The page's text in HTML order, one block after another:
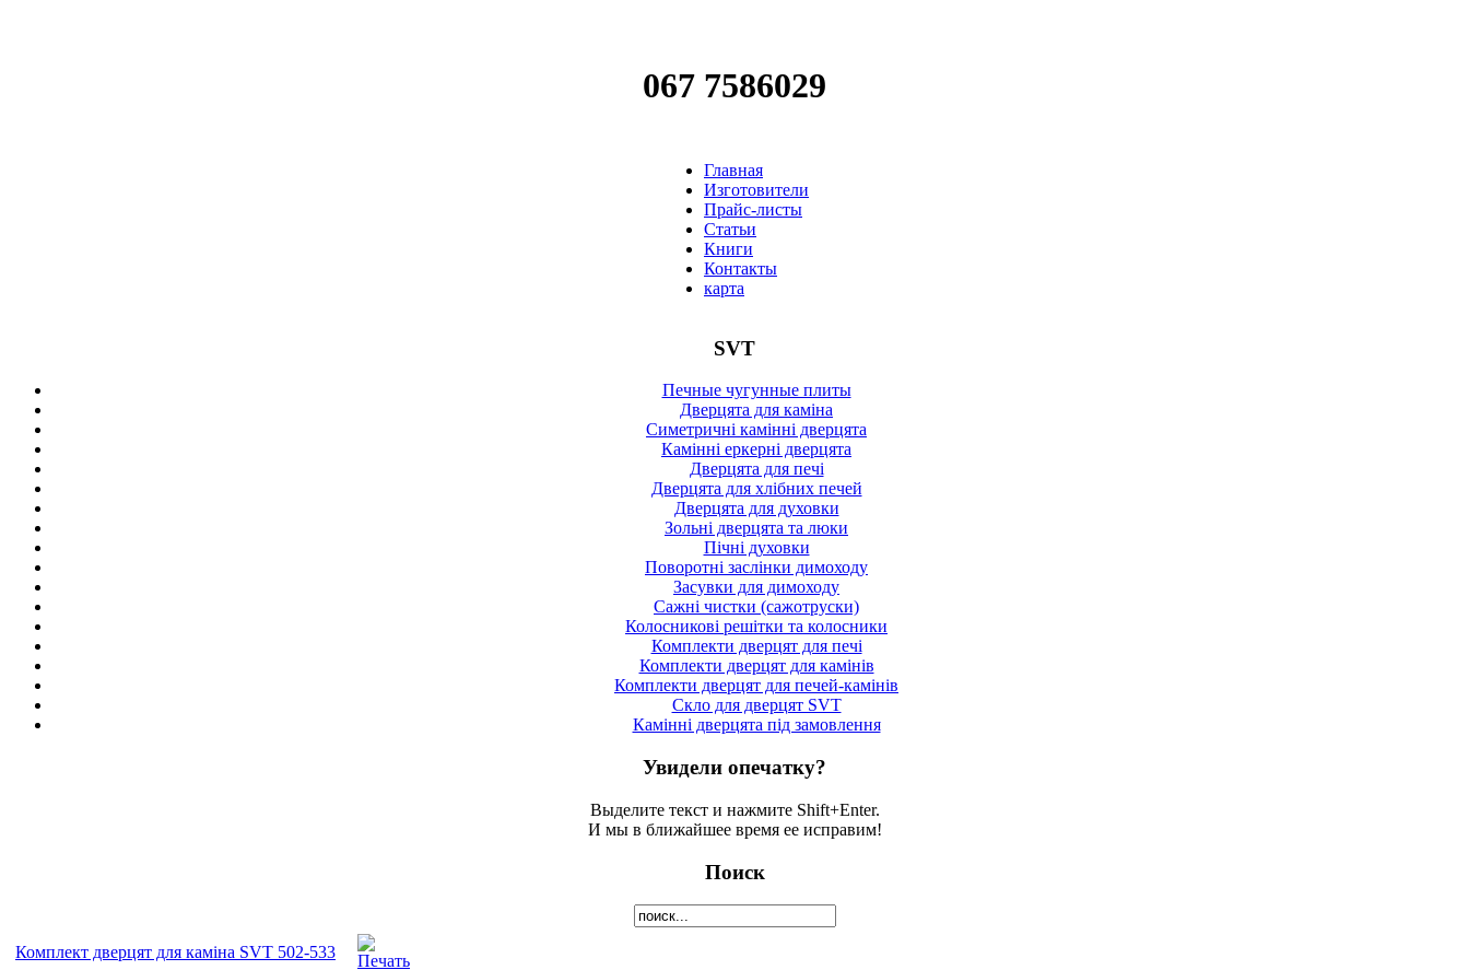
067 7586029
Главная
Изготовители
Прайс-листы
Статьи
Книги
Контакты
карта
SVT
Печные чугунные плиты
Дверцята для каміна
Симетричні камінні дверцята
Камінні еркерні дверцята
Дверцята для печі
Дверцята для хлібних печей
Дверцята для духовки
Зольні дверцята та люки
Пічні духовки
Поворотні заслінки димоходу
Засувки для димоходу
Сажні чистки (сажотруски)
Колосникові решітки та колосники
Комплекти дверцят для печі
Комплекти дверцят для камінів
Комплекти дверцят для печей-камінів
Скло для дверцят SVT
Камінні дверцята під замовлення
Увидели опечатку?
Выделите текст и нажмите Shift+Enter.
И мы в ближайшее время ее исправим!
Поиск
Комплект дверцят для каміна SVT 502-533